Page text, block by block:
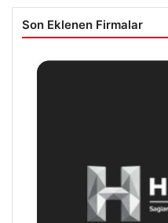
Son Eklenen Firmalar